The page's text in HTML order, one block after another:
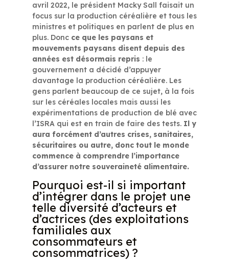
avril 2022, le président Macky Sall faisait un
focus sur la production céréalière et tous les
ministres et politiques en parlent de plus en
plus. Donc ce que les paysans et
mouvements paysans disent depuis des
années est désormais repris : le
gouvernement a décidé d’appuyer
davantage la production céréalière. Les
gens parlent beaucoup de ce sujet, à la fois
sur les céréales locales mais aussi les
expérimentations de production de blé avec
l’ISRA qui est en train de faire des tests. Il y
aura forcément d’autres crises, sanitaires,
sécuritaires ou autre, donc tout le monde
commence à comprendre l’importance
d’assurer notre souveraineté alimentaire.
Pourquoi est-il si important
d’intégrer dans le projet une
telle diversité d’acteurs et
d’actrices (des exploitations
familiales aux
consommateurs et
consommatrices) ?